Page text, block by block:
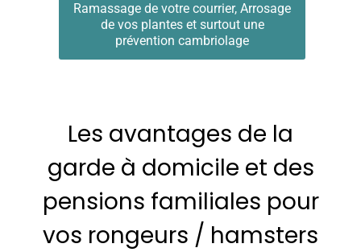
Ramassage de votre courrier, Arrosage
de vos plantes et surtout une
prévention cambriolage
Les avantages de la
garde à domicile et des
pensions familiales pour
vos rongeurs / hamsters